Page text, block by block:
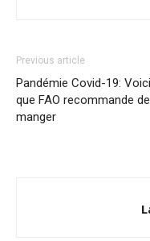
Previous article
Pandémie Covid-19:
que FAO recommande de
manger